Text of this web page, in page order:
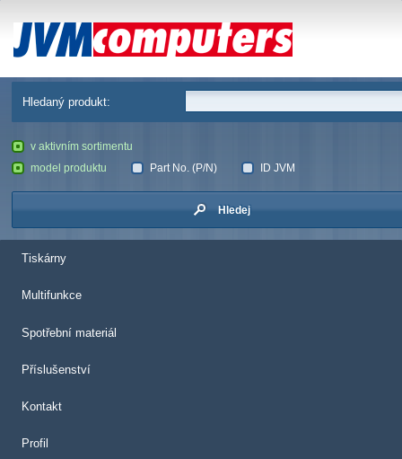
JVM Computers
Hledaný produkt:
v aktivním sortimentu
model produktu
Part No. (P/N) ID JVM
Hledej
Tiskárny
Multifunkce
Spotřební materiál
Příslušenství
Kontakt
Profil